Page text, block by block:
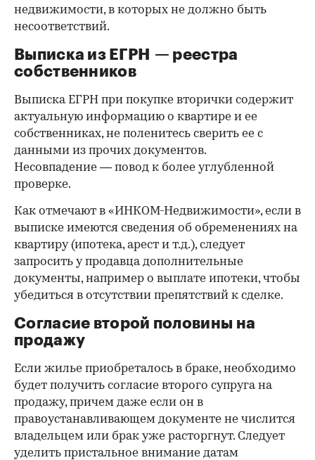
недвижимости, в которых не должно быть
несоответствий.
Выписка из ЕГРН — реестра
собственников
Выписка ЕГРН при покупке вторички содержит
актуальную информацию о квартире и ее
собственниках, не поленитесь сверить ее с
данными из прочих документов.
Несовпадение — повод к более углубленной
проверке.
Как отмечают в «ИНКОМ-Недвижимости», если в
выписке имеются сведения об обременениях на
квартиру (ипотека, арест и т.д.), следует
запросить у продавца дополнительные
документы, например о выплате ипотеки, чтобы
убедиться в отсутствии препятствий к сделке.
Согласие второй половины на
продажу
Если жилье приобреталось в браке, необходимо
будет получить согласие второго супруга на
продажу, причем даже если он в
правоустанавливающем документе не числится
владельцем или брак уже расторгнут. Следует
уделить пристальное внимание датам